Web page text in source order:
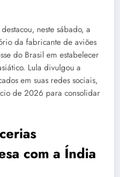
neste sábado, a
da fabricante de aviões
do Brasil em estabelecer
Lula divulgou a
em suas redes sociais,
de 2026 para consolidar
com a Índia